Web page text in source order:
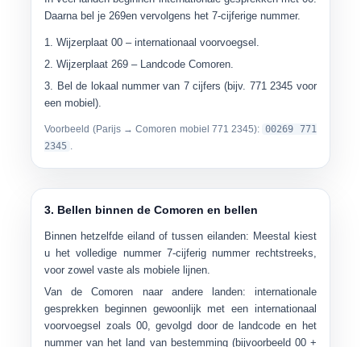
Daarna bel je269en vervolgens het 7-cijferige nummer.
Wijzerplaat00 – internationaal voorvoegsel.
Wijzerplaat269 – Landcode Comoren.
Bel de lokaal nummer van 7 cijfers (bijv. 771 2345 voor
een mobiel).
Voorbeeld (Parijs → Comoren mobiel 771 2345): 00269 ​​771
2345 .
3. Bellen binnen de Comoren en bellen
Binnen hetzelfde eiland of tussen eilanden: Meestal kiest
u het volledige nummer 7-cijferig nummerrechtstreeks,
voor zowel vaste als mobiele lijnen.
Van de Comoren naar andere landen: internationale
gesprekken beginnen gewoonlijk met een internationaal
voorvoegsel zoals 00, gevolgd door de landcode en het
nummer van het land van bestemming (bijvoorbeeld 00 +